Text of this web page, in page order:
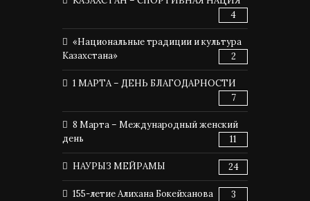
4
«Национальные традиции и культура
Казахстана»
2
1 МАРТА – ДЕНЬ БЛАГОДАРНОСТИ
7
8 Марта – Международный женский
день
11
НАУРЫЗ МЕЙРАМЫ 24
155-летие Алихана Бокейханова 3